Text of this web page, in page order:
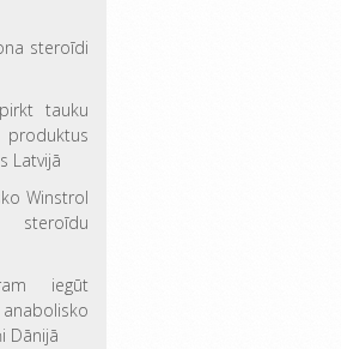
steroīdi
tauku
Latvijā
Winstrol
iegūt
Dānijā